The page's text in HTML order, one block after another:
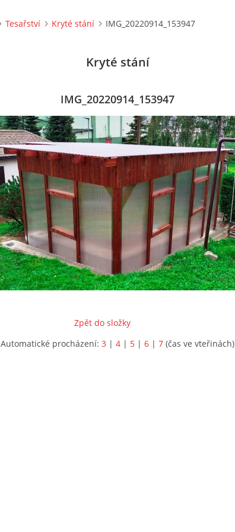
Tesařství Kryté stání IMG_20220914_153947
Kryté stání
IMG_20220914_153947
Zpět do složky
Automatické procházení: 3 | 4 | 5 | 6 | 7 (čas ve vteřinách)